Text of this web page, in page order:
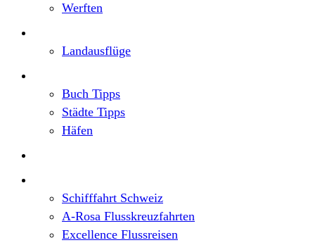
Werften
Landausflüge
Buch Tipps
Städte Tipps
Häfen
Schifffahrt Schweiz
A-Rosa Flusskreuzfahrten
Excellence Flussreisen